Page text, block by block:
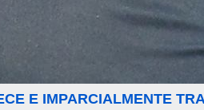
E IMPARCIALMENTE